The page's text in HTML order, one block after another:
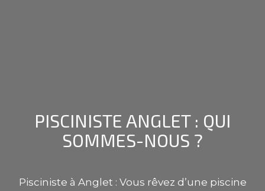
PISCINISTE ANGLET: QUI
SOMMES-NOUS ?
Pisciniste à Anglet : Vous rêvez d’une piscine